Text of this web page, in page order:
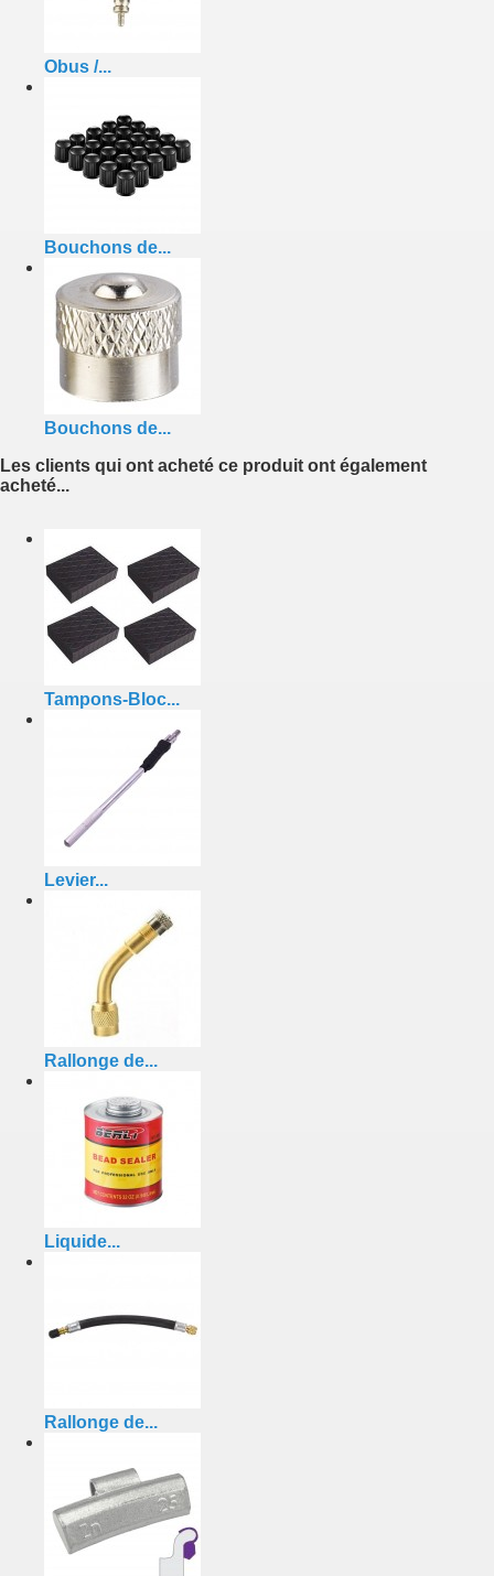
Obus /...
Bouchons de...
Bouchons de...
Les clients qui ont acheté ce produit ont également
acheté...
Tampons-Bloc...
Levier...
Rallonge de...
Liquide...
Rallonge de...